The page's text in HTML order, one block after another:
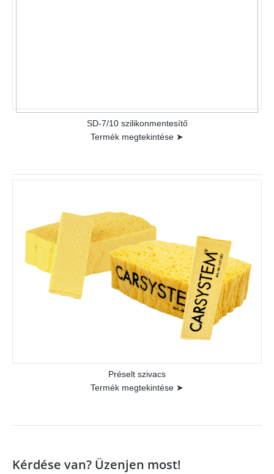
SD-7/10 szilikonmentesítő
Termék megtekintése ➤
Préselt szivacs
Termék megtekintése ➤
Kérdése van? Üzenjen most!